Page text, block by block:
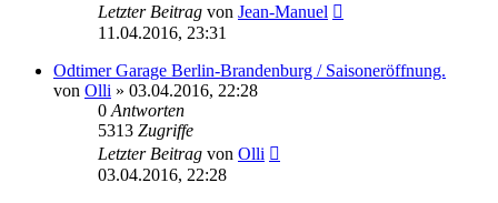
Letzter Beitrag von Jean-Manuel
11.04.2016, 23:31
Odtimer Garage Berlin-Brandenburg / Saisoneröffnung.
von Olli » 03.04.2016, 22:28
0 Antworten
5313 Zugriffe
Letzter Beitrag von Olli
03.04.2016, 22:28